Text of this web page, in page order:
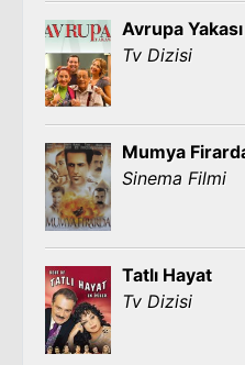
Avrupa
Tv Dizisi
Mumya
Sinema Filmi
Tatlı Hayat
Tv Dizisi